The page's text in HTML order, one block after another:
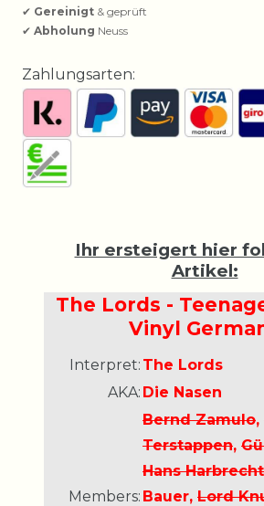
✔ Gereinigt & geprüft
✔ Abholung Neuss
Zahlungsarten:
Ihr ersteigert hier
Artikel:
The Lords -
Vinyl
Interpret: The Lords
AKA: Die Nasen
Members:
Bernd Zamulo,
Terstappen,
Hans Harbrecht
Bauer, Lord